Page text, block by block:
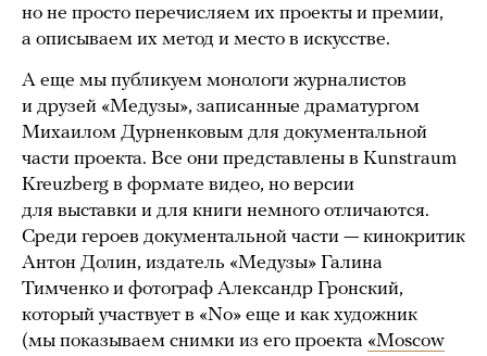
но не просто перечисляем их проекты и премии,
а описываем их метод и место в искусстве.
А еще мы публикуем монологи журналистов
и друзей «Медузы», записанные драматургом
Михаилом Дурненковым для документальной
части проекта. Все они представлены в Kunstraum
Kreuzberg в формате видео, но версии
для выставки и для книги немного отличаются.
Среди героев документальной части — кинокритик
Антон Долин, издатель «Медузы» Галина
Тимченко и фотограф Александр Гронский,
который участвует в «No» еще и как художник
(мы показываем снимки из его проекта «Moscow